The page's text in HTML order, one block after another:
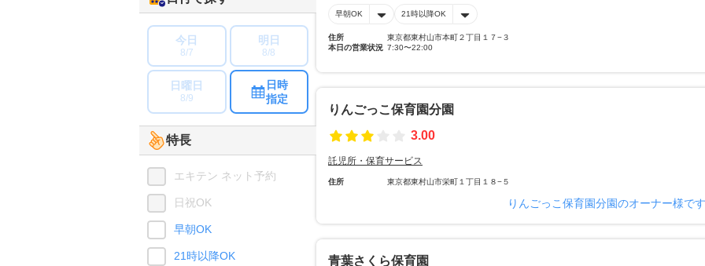
早朝OK 21時以降OK
住所
東京都東村山市本町２丁目１７−３
本日の営業状況 7:30〜22:00
りんごっこ保育園分園
3.00
託児所・保育サービス
住所 東京都東村山市栄町１丁目１８−５
りんごっこ保育園分園のオーナー様で
青葉さくら保育園
今日
8/7
明日
8/8
日曜日
8/9
日時
指定
特長
エキテン ネット予約
日祝OK
早朝OK
21時以降OK